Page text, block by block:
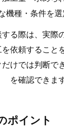
機種・条件を選
る際は、実際
依頼すること
けでは判断で
を確認できます
ポイント